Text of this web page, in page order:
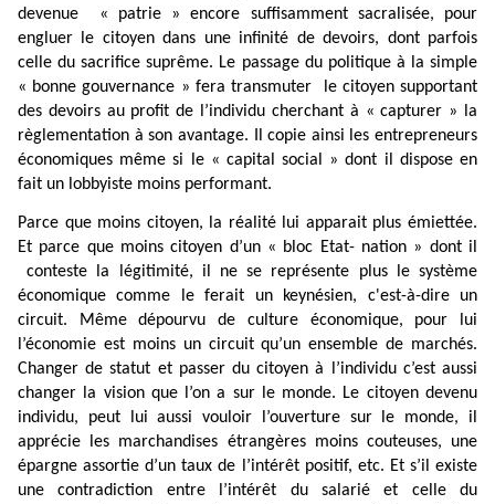
devenue
« patrie » encore suffisamment sacralisée, pour
engluer le citoyen dans une infinité de devoirs, dont parfois
celle du sacrifice suprême. Le passage du politique à la simple
« bonne gouvernance » fera transmuter
le citoyen supportant
des devoirs au profit de l’individu cherchant à « capturer » la
règlementation à son avantage. Il copie ainsi les entrepreneurs
économiques même si le « capital social » dont il dispose en
fait un lobbyiste moins performant.
Parce que moins citoyen, la réalité lui apparait plus émiettée.
Et parce que moins citoyen d’un « bloc Etat- nation » dont il
conteste la légitimité, il ne se représente plus le système
économique comme le ferait un keynésien, c'est-à-dire un
circuit. Même dépourvu de culture économique, pour lui
l’économie est moins un circuit qu’un ensemble de marchés.
Changer de statut et passer du citoyen à l’individu c’est aussi
changer la vision que l’on a sur le monde. Le citoyen devenu
individu, peut lui aussi vouloir l’ouverture sur le monde, il
apprécie les marchandises étrangères moins couteuses, une
épargne assortie d’un taux de l’intérêt positif, etc. Et s’il existe
une contradiction entre l’intérêt du salarié et celle du